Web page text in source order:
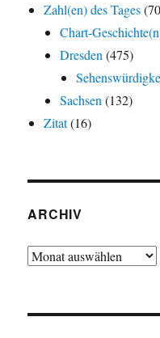
Zahl(en) des Tages
Chart-
Dresden(475)
Sachsen(132)
Zitat(16)
ARCHIV
Archiv